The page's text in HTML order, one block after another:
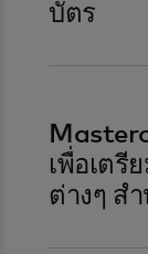
บัตร
เพื่อเตรี
ต่างๆ ส